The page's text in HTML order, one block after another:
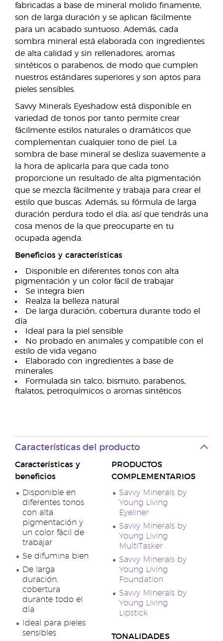
fabricadas a base de mineral molido finamente,
son de larga duración y se aplican fácilmente
para un acabado suntuoso. Además, cada
sombra mineral está elaborada con ingredientes
de alta calidad y sin rellenadores, aromas
sintéticos o parabenos, de modo que cumplen
nuestros estándares superiores y son aptos para
pieles sensibles.
Savvy Minerals Eyeshadow está disponible en
variedad de tonos por tanto permite crear
fácilmente estilos naturales o dramáticos que
complementan cualquier tono de piel. La
sombra de base mineral se desliza suavemente a
la hora de aplicarla para que cada tono
proporcione un resultado de alta pigmentación
que se mezcla fácilmente y trabaja para crear el
estilo que buscas. Además, su fórmula de larga
duración perdura todo el día, así que tendrás una
cosa menos de la que preocuparte en tu
ocupada agenda.
Beneficios y características
Disponible en diferentes tonos con alta
pigmentación y un color fácil de trabajar
Se integra bien
Realza la belleza natural
De larga duración, cobertura durante todo el
día
Ideal para la piel sensible
No probado en animales y compatible con el
estilo de vida vegano
Elaborado con ingredientes a base de
minerales
Formulada sin talco, bismuto, parabenos,
ftalatos, petroquímicos o aromas sintéticos
Características del producto
Características y
beneficios
Disponible en
diferentes tonos
con alta
pigmentación y
un color fácil de
trabajar
Se difumina bien
De larga
duración,
cobertura
durante todo el
día
Ideal para pieles
sensibles
PRODUCTOS
COMPLEMENTARIOS
Savvy Minerals by
Young Living
Eyeliner
Savvy Minerals by
Young Living
MultiTasker
Savvy Minerals by
Young Living
Foundation
Savvy Minerals by
Young Living
Lipstick
TONALIDADES